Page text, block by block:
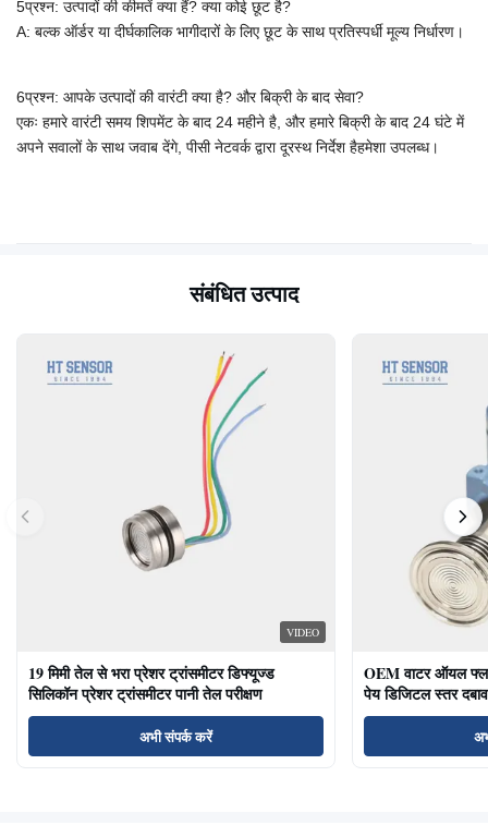
5प्रश्न: उत्पादों की कीमतें क्या हैं? क्या कोई छूट है?
A: बल्क ऑर्डर या दीर्घकालिक भागीदारों के लिए छूट के साथ प्रतिस्पर्धी मूल्य निर्धारण।
6प्रश्न: आपके उत्पादों की वारंटी क्या है? और बिक्री के बाद सेवा?
एकः हमारे वारंटी समय शिपमेंट के बाद 24 महीने है, और हमारे बिक्री के बाद 24 घंटे में
अपने सवालों के साथ जवाब देंगे, पीसी नेटवर्क द्वारा दूरस्थ निर्देश हैहमेशा उपलब्ध।
संबंधित उत्पाद
VIDEO
19 मिमी तेल से भरा प्रेशर ट्रांसमीटर डिफ्यूज्ड
सिलिकॉन प्रेशर ट्रांसमीटर पानी तेल परीक्षण
अभी संपर्क करें
OEM वाटर ऑयल
पेय डिजिटल स्तर